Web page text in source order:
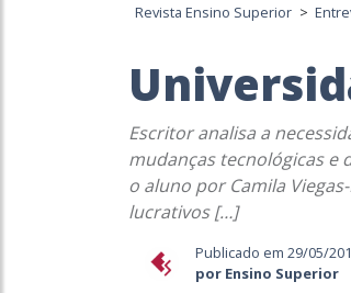
Revista Ensino Superior >
Escritor analisa a
mudanças tecnológicas e
o aluno por Camila
lucrativos […]
Publicado em 29/05/
por Ensino Superior